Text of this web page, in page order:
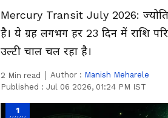
Mercury Transit July 2026:
है। ये ग्रह लगभग हर 23 दिन में राशि
उल्टी चाल चल रहा है।
2 Min read Author : Manish Meharele
Published : Jul 06 2026, 01:24 PM IST
1